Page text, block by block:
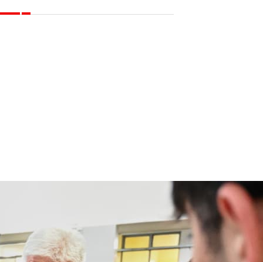
ENERGÍA